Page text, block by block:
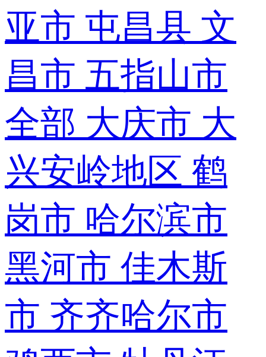
亚市 屯昌县 文
昌市 五指山市
全部 大庆市 大
兴安岭地区 鹤
岗市 哈尔滨市
黑河市 佳木斯
市 齐齐哈尔市